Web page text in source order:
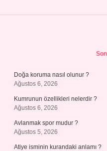
Doğa koruma nasıl olunur ?
Ağustos 6, 2026
Kumrunun özellikleri nelerdir ?
Ağustos 6, 2026
Avlanmak spor mudur ?
Ağustos 5, 2026
Atiye isminin kurandaki anlamı ?